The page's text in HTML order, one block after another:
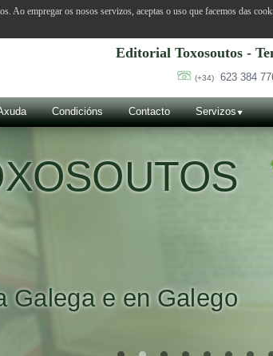
Editorial Toxosoutos -
(+34) 623 384
Condicións Contacto Servizos
SUÁREZ
Ao empregar os nosos servizos, aceptas o uso que facemos das